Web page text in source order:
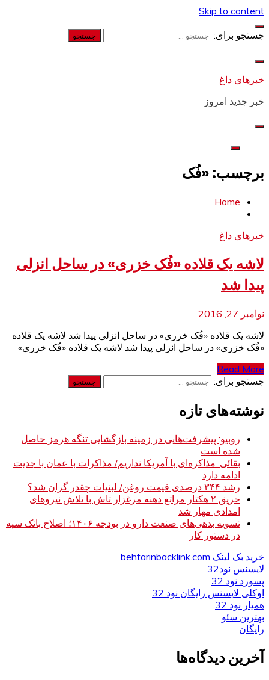
Skip to content
جستجو برای:
خبرهای داغ
خبر جدید امروز
برچسب: «فُک
Home
خبرهای داغ
لاشه یک قلاده «فُک خزری» در ساحل انزلی
پیدا شد
نوامبر 27, 2016
لاشه یک قلاده «فُک خزری» در ساحل انزلی پیدا شد لاشه یک قلاده
«فُک خزری» در ساحل انزلی پیدا شد لاشه یک قلاده «فُک خزری»
Read More
جستجو برای:
نوشته‌های تازه
روبیو: پیشرفت‌هایی در زمینه بازگشایی تنگه هرمز حاصل
شده است
بقائی: مذاکره‌ای با آمریکا نداریم/ مذاکرات با عمان با جدیت
ادامه دارد
رشد ۳۴۴ درصدی قیمت روغن/ لبنیات چقدر گران شد؟
حریق ۲ هکتار مراتع دهنه مرغزار تاش با تلاش نیروهای
امدادی مهار شد
تسویه بدهی‌های صنعت دارو در بودجه ۱۴۰۶؛ اصلاح بانک سپه
در دستور کار
خرید بک لینک behtarinbacklink.com
لایسنس نود32
پسورد نود 32
اوکلی لایسنس رایگان نود 32
همیار نود 32
بهترین سئو
رایگان
آخرین دیدگاه‌ها